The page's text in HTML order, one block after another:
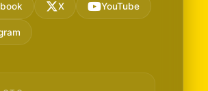
X YouTube